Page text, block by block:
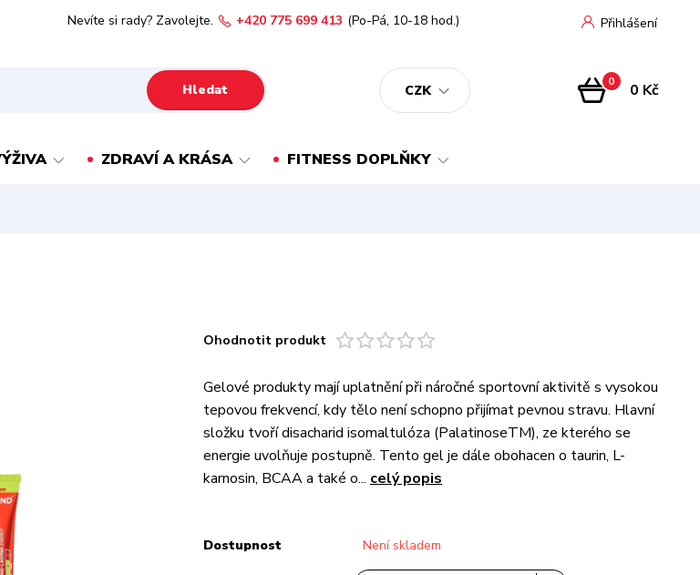
CZK
Přihlášení
Hledat
Nevíte si rady? Zavolejte. +420 775 699 413 (Po-Pá, 10-18 hod.)
0 0 Kč
ZDRAVÍ A KRÁSA FITNESS DOPLŇKY
Ohodnotit produkt
Gelové produkty mají uplatnění při náročné sportovní aktivitě s vysokou
tepovou frekvencí, kdy tělo není schopno přijímat pevnou stravu. Hlavní
složku tvoří disacharid isomaltulóza (PalatinoseTM), ze kterého se
energie uvolňuje postupně. Tento gel je dále obohacen o taurin, L-
karnosin, BCAA a také o... celý popis
Dostupnost Není skladem